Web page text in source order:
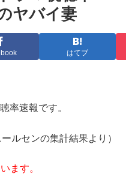
ヤバイ妻
はてブ
率速報です。
ルセンの集計結果より）
ます。